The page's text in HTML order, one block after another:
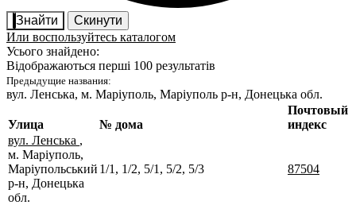
Знайти
Скинути
Или воспользуйтесь каталогом
Усього знайдено:
Відображаються перші 100 результатів
Предыдущие названия:
вул. Ленська, м. Маріуполь, Маріуполь р-н, Донецька обл.
Улица № дома
Почтовый
индекс
вул. Ленська ,
м. Маріуполь,
Маріупольський
р-н, Донецька
обл.
1/1, 1/2, 5/1, 5/2, 5/3 87504